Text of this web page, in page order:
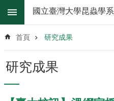
跳到主要內容區塊
階
尋
系
所
消
國立臺灣大學昆蟲學系
首頁 研究成果
研究成果